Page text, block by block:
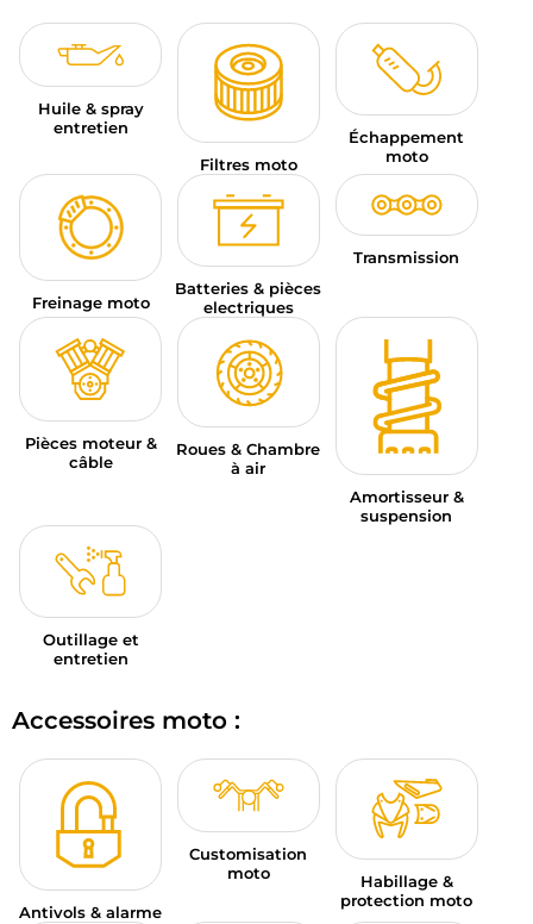
BONS PLANS ET PROMO
CARTES CADEAUX
FR | EUR € MODIFIER
MARQUES
CONSEILS
NOUS CONTACTER
Huile & spray
entretien
Filtres moto
Échappement
moto
Freinage moto
Batteries & pièces
electriques
Transmission
Pièces moteur &
câble
Roues & Chambre
à air
Amortisseur &
suspension
Outillage et
entretien
Accessoires moto :
Antivols & alarme
Customisation
moto
Habillage &
protection moto